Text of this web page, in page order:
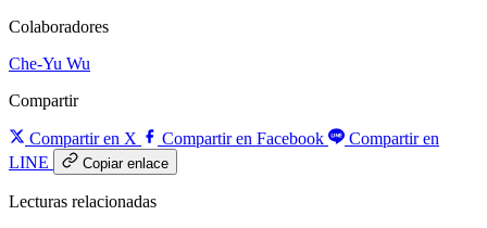
Colaboradores
Che-Yu Wu
Compartir
Compartir en X Compartir en Facebook
Compartir en
LINE
Copiar enlace
Lecturas relacionadas